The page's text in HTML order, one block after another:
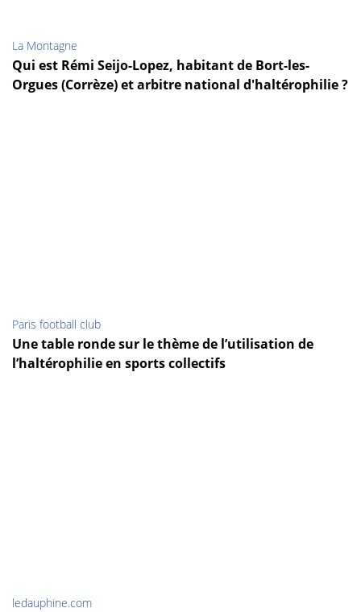
La Montagne
Qui est Rémi Seijo-Lopez, habitant de Bort-les-
Orgues (Corrèze) et arbitre national d'haltérophilie ?
Paris football club
Une table ronde sur le thème de l’utilisation de
l’haltérophilie en sports collectifs
ledauphine.com